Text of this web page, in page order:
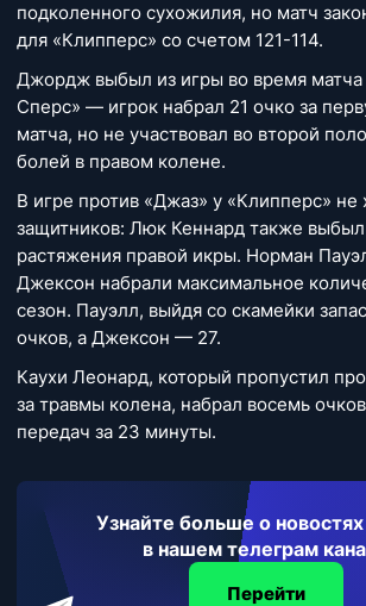
подколенного сухожилия, но матч
для «Клипперс» со счетом 121-114.
Джордж выбыл из игры во время
Сперс» — игрок набрал 21 очко за
матча, но не участвовал во второй
болей в правом колене.
В игре против «Джаз» у «Клипперс» не
защитников: Люк Кеннард также выбыл
растяжения правой икры. Норман
Джексон набрали максимальное
сезон. Пауэлл, выйдя со скамейки
очков, а Джексон — 27.
Каухи Леонард, который пропустил
за травмы колена, набрал восемь
передач за 23 минуты.
Узнайте больше о
в нашем телеграм
Перейти